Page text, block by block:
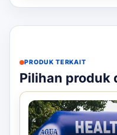
PRODUK TERKAIT
Pilihan produk